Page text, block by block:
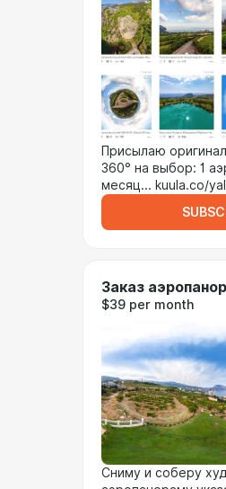
Присылаю
360° на выбор: 1
месяц... kuula.co/
Заказ
$39 per month
Сниму и соберу